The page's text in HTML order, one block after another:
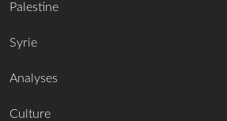
Palestine
Syrie
Analyses
Culture